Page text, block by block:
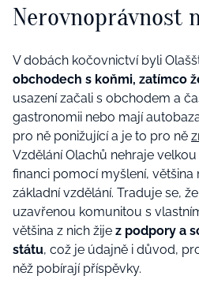
Nerovnoprávnost
V dobách kočovnictví byli
obchodech s koňmi, zatímco
usazení začali s obchodem a
gastronomii nebo mají
pro ně ponižující a je to pro ně
Vzdělání Olachů nehraje
financi pomocí myšlení,
základní vzdělání. Traduje se,
uzavřenou komunitou s
většina z nich žije z podpory a
státu, což je údajně i důvod,
něž pobírají příspěvky.